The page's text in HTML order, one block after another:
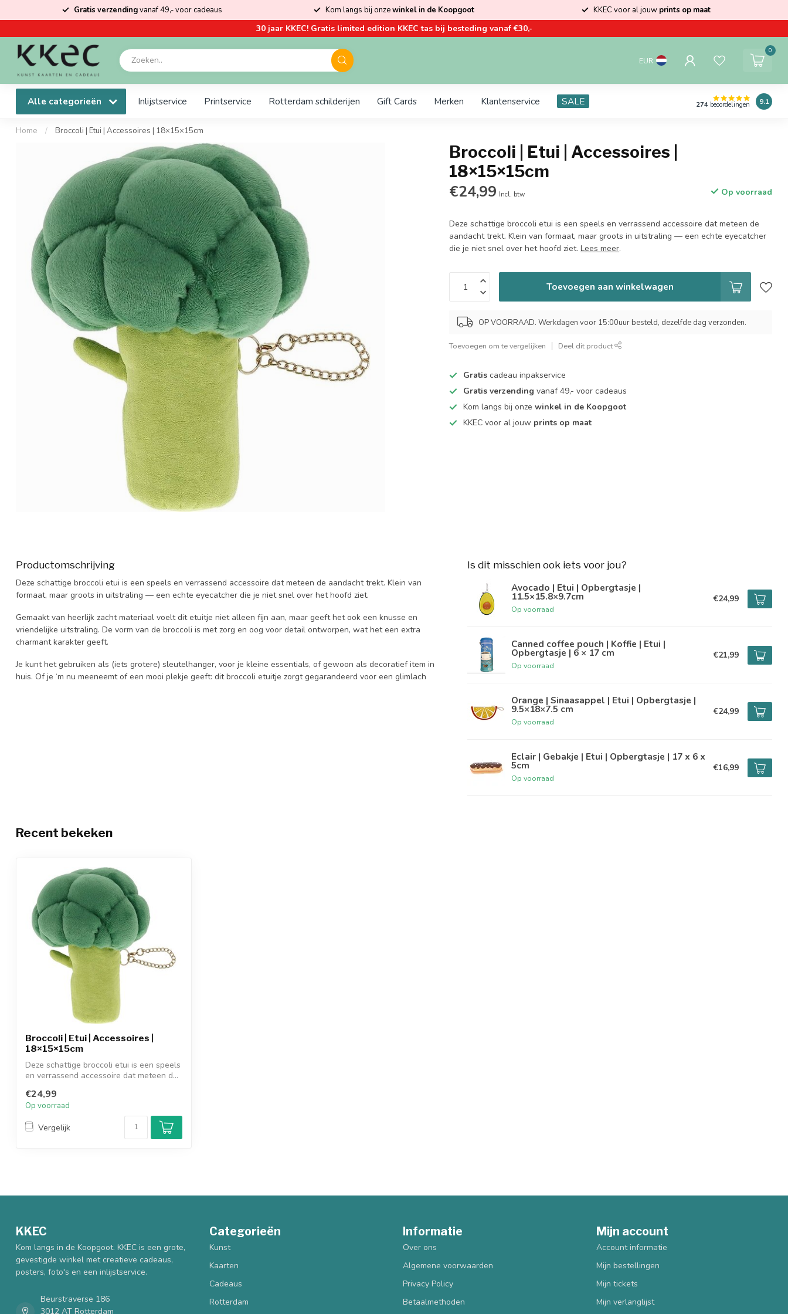
Gratis verzendingvanaf 49,- voor cadeaus Kom langs bij onzewinkel in de Koopgoot KKEC voor al jouw prints op maat
30 jaar KKEC! Gratis limited edition KKEC tas bij besteding vanaf €30,-
EUR
0
Alle categorieën Inlijstservice Printservice Rotterdam schilderijen Gift Cards Merken Klantenservice SALE 274 beoordelingen 9.1
Home / Broccoli | Etui | Accessoires | 18×15×15cm
Broccoli | Etui | Accessoires |
18×15×15cm
€24,99 Incl. btw Op voorraad
Deze schattige broccoli etui is een speels en verrassend accessoire dat meteen de
aandacht trekt. Klein van formaat, maar groots in uitstraling — een echte eyecatcher
die je niet snel over het hoofd ziet.Lees meer.
Toevoegen aan winkelwagen
OP VOORRAAD. Werkdagen voor 15:00uur besteld, dezelfde dag verzonden.
Toevoegen om te vergelijken Deel dit product
Gratis cadeau inpakservice
Gratis verzending vanaf 49,- voor cadeaus
Kom langs bij onzewinkel in de Koopgoot
KKEC voor al jouw prints op maat
Productomschrijving
Deze schattige broccoli etui is een speels en verrassend accessoire dat meteen de aandacht trekt. Klein van
formaat, maar groots in uitstraling — een echte eyecatcher die je niet snel over het hoofd ziet.
Gemaakt van heerlijk zacht materiaal voelt dit etuitje niet alleen fijn aan, maar geeft het ook een knusse en
vriendelijke uitstraling. De vorm van de broccoli is met zorg en oog voor detail ontworpen, wat het een extra
charmant karakter geeft.
Je kunt het gebruiken als (iets grotere) sleutelhanger, voor je kleine essentials, of gewoon als decoratief item in
huis. Of je ‘m nu meeneemt of een mooi plekje geeft: dit broccoli etuitje zorgt gegarandeerd voor een glimlach
Is dit misschien ook iets voor jou?
Avocado | Etui | Opbergtasje |
11.5×15.8×9.7cm
Op voorraad
€24,99
Canned coffee pouch | Koffie | Etui |
Opbergtasje | 6 × 17 cm
Op voorraad
€21,99
Orange | Sinaasappel | Etui | Opbergtasje |
9.5×18×7.5 cm
Op voorraad
€24,99
Eclair | Gebakje | Etui | Opbergtasje | 17 x 6 x
5cm
Op voorraad
€16,99
Recent bekeken
Broccoli | Etui | Accessoires |
18×15×15cm
Deze schattige broccoli etui is een speels
en verrassend accessoire dat meteen d...
€24,99
Op voorraad
Vergelijk
KKEC
Kom langs in de Koopgoot. KKEC is een grote,
gevestigde winkel met creatieve cadeaus,
posters, foto's en een inlijstservice.
Beurstraverse 186
3012 AT Rotterdam
Categorieën
Kunst
Kaarten
Cadeaus
Rotterdam
Informatie
Over ons
Algemene voorwaarden
Privacy Policy
Betaalmethoden
Mijn account
Account informatie
Mijn bestellingen
Mijn tickets
Mijn verlanglijst